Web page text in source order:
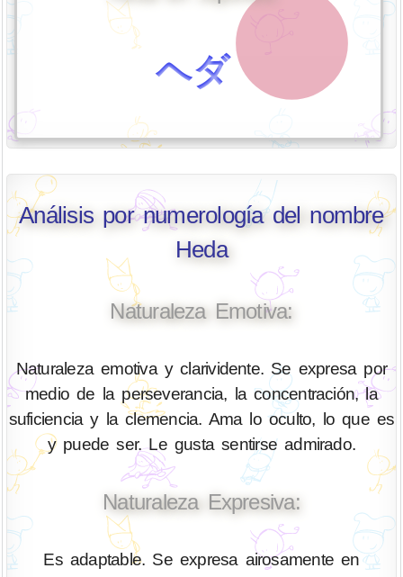
ヘダ
Análisis por numerología del nombre
Heda
Naturaleza Emotiva:
Naturaleza emotiva y clarividente. Se expresa por
medio de la perseverancia, la concentración, la
suficiencia y la clemencia. Ama lo oculto, lo que es
y puede ser. Le gusta sentirse admirado.
Naturaleza Expresiva:
Es adaptable. Se expresa airosamente en